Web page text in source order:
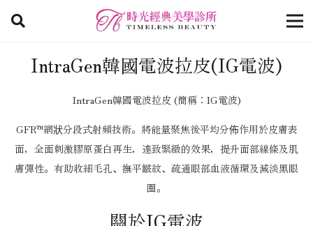
IntraGen韓國電波拉皮(IG電波)
IntraGen韓國電波拉皮 (簡稱：IG電波)
GFR™網狀分段式射頻技術。將能量聚焦後平均分佈作用於皮膚表
面，全面刺激膠原蛋白再生，達致緊緻的效果，提升面部線條及肌
膚彈性。有助收細毛孔、撫平皺紋、疏通眼部血液循環及減淡黑眼
圈。
關於IG電波